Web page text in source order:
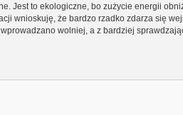
Jest to ekologiczne, bo zużycie energii
wnioskuję, że bardzo rzadko zdarza się
wolniej, a z bardziej